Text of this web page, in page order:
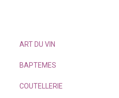
ART DU VIN
BAPTEMES
COUTELLERIE